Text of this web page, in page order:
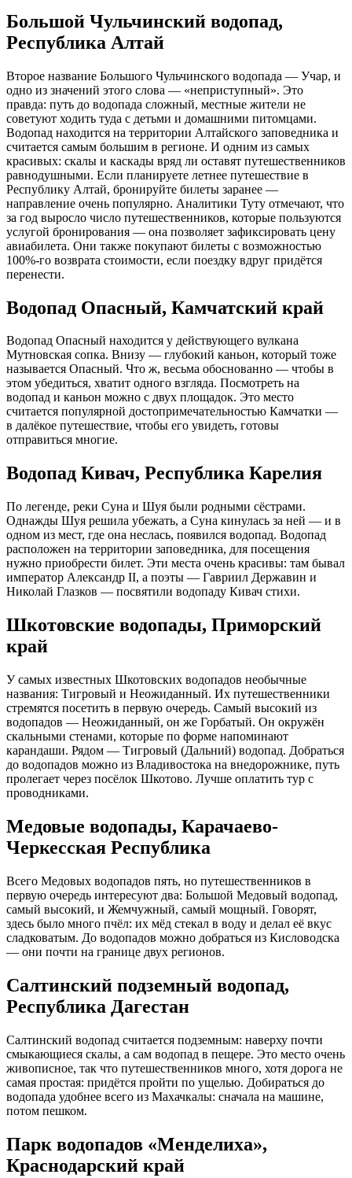
Большой Чульчинский водопад,
Республика Алтай
Второе название Большого Чульчинского водопада — Учар, и
одно из значений этого слова — «неприступный». Это
правда: путь до водопада сложный, местные жители не
советуют ходить туда с детьми и домашними питомцами.
Водопад находится на территории Алтайского заповедника и
считается самым большим в регионе. И одним из самых
красивых: скалы и каскады вряд ли оставят путешественников
равнодушными. Если планируете летнее путешествие в
Республику Алтай, бронируйте билеты заранее —
направление очень популярно. Аналитики Туту отмечают, что
за год выросло число путешественников, которые пользуются
услугой бронирования — она позволяет зафиксировать цену
авиабилета. Они также покупают билеты с возможностью
100%-го возврата стоимости, если поездку вдруг придётся
перенести.
Водопад Опасный, Камчатский край
Водопад Опасный находится у действующего вулкана
Мутновская сопка. Внизу — глубокий каньон, который тоже
называется Опасный. Что ж, весьма обоснованно — чтобы в
этом убедиться, хватит одного взгляда. Посмотреть на
водопад и каньон можно с двух площадок. Это место
считается популярной достопримечательностью Камчатки —
в далёкое путешествие, чтобы его увидеть, готовы
отправиться многие.
Водопад Кивач, Республика Карелия
По легенде, реки Суна и Шуя были родными сёстрами.
Однажды Шуя решила убежать, а Суна кинулась за ней — и в
одном из мест, где она неслась, появился водопад. Водопад
расположен на территории заповедника, для посещения
нужно приобрести билет. Эти места очень красивы: там бывал
император Александр II, а поэты — Гавриил Державин и
Николай Глазков — посвятили водопаду Кивач стихи.
Шкотовские водопады, Приморский
край
У самых известных Шкотовских водопадов необычные
названия: Тигровый и Неожиданный. Их путешественники
стремятся посетить в первую очередь. Самый высокий из
водопадов — Неожиданный, он же Горбатый. Он окружён
скальными стенами, которые по форме напоминают
карандаши. Рядом — Тигровый (Дальний) водопад. Добраться
до водопадов можно из Владивостока на внедорожнике, путь
пролегает через посёлок Шкотово. Лучше оплатить тур с
проводниками.
Медовые водопады, Карачаево-
Черкесская Республика
Всего Медовых водопадов пять, но путешественников в
первую очередь интересуют два: Большой Медовый водопад,
самый высокий, и Жемчужный, самый мощный. Говорят,
здесь было много пчёл: их мёд стекал в воду и делал её вкус
сладковатым. До водопадов можно добраться из Кисловодска
— они почти на границе двух регионов.
Салтинский подземный водопад,
Республика Дагестан
Салтинский водопад считается подземным: наверху почти
смыкающиеся скалы, а сам водопад в пещере. Это место очень
живописное, так что путешественников много, хотя дорога не
самая простая: придётся пройти по ущелью. Добираться до
водопада удобнее всего из Махачкалы: сначала на машине,
потом пешком.
Парк водопадов «Менделиха»,
Краснодарский край